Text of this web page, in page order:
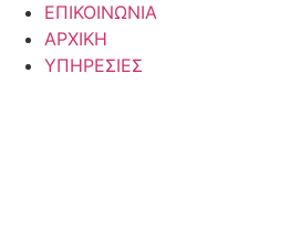
ΕΠΙΚΟΙΝΩΝΙΑ
ΑΡΧΙΚΗ
ΥΠΗΡΕΣΙΕΣ